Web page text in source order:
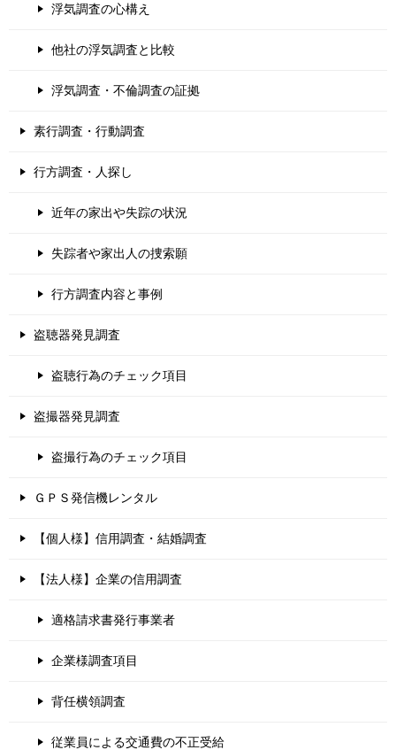
浮気調査の心構え
他社の浮気調査と比較
浮気調査・不倫調査の証拠
素行調査・行動調査
行方調査・人探し
近年の家出や失踪の状況
失踪者や家出人の捜索願
行方調査内容と事例
盗聴器発見調査
盗聴行為のチェック項目
盗撮器発見調査
盗撮行為のチェック項目
ＧＰＳ発信機レンタル
【個人様】信用調査・結婚調査
【法人様】企業の信用調査
適格請求書発行事業者
企業様調査項目
背任横領調査
従業員による交通費の不正受給